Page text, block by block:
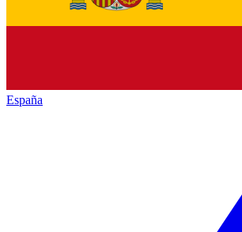
España